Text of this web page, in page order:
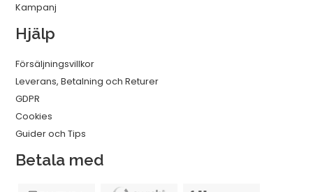
Kampanj
Hjälp
Försäljningsvillkor
Leverans, Betalning och Returer
GDPR
Cookies
Guider och Tips
Betala med